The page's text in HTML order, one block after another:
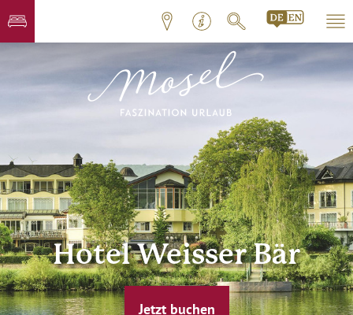
Hotel Weisser Bär
Jetzt buchen